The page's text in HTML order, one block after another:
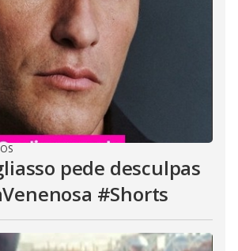
pede desculpas
#Shorts